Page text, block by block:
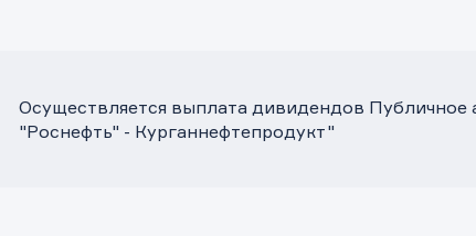
Осуществляется выплата дивидендов
"Роснефть" - Курганнефтепродукт"